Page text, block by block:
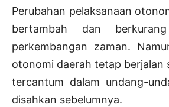
Perubahan pelaksanaan
bertambah dan berkurang
perkembangan zaman.
otonomi daerah tetap berjalan
tercantum dalam undang-
disahkan sebelumnya.